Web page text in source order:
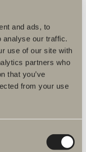
and ads, to
analyse our traffic.
use of our site with
partners who
that you’ve
from your use